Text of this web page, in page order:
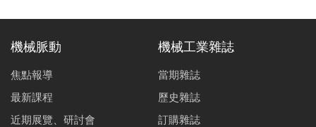
機械脈動
焦點報導
最新課程
近期展覽、研討會
機械工業雜誌
當期雜誌
歷史雜誌
訂購雜誌